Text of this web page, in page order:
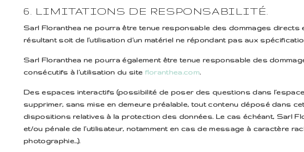
6. LIMITATIONS DE RESPONSABILITÉ.
Sarl Floranthea ne pourra être tenue responsable des dommages directs
résultant soit de l’utilisation d’un matériel ne répondant pas aux
Sarl Floranthea ne pourra également être tenue responsable des
consécutifs à l’utilisation du site floranthea.com.
Des espaces interactifs (possibilité de poser des questions dans
supprimer, sans mise en demeure préalable, tout contenu déposé dans
dispositions relatives à la protection des données. Le cas échéant, Sarl
et/ou pénale de l’utilisateur, notamment en cas de message à caractère
photographie…).